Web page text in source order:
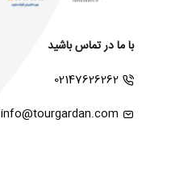
با ما در تماس باشید
02147626262
info@tourgardan.com